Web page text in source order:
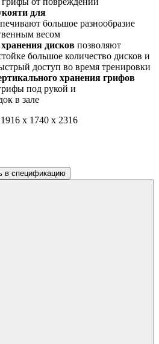
для
большое разнообразие
весом
дисков позволяют
большое количество дисков и
доступ во время тренировки
хранения грифов
под рукой и
в зале
1916 x 1740 x 2316
в спецификацию